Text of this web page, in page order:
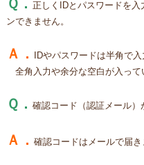
Ｑ． 正しくIDとパスワードを
ンできません。
Ａ． IDやパスワードは半角で
全角入力や余分な空白が入って
Ｑ． 確認コード（認証メール）
Ａ． 確認コードはメールで届き